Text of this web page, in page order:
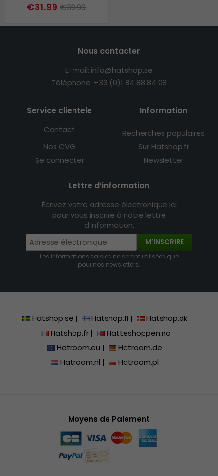
€31.99 €39.99
Nous contacter
E-mail: info@hatshop.se
Téléphone: +33 (0)1 84 88 84 08
Service clientele
Contact
Nos CVG
Se connecter
Information
Recherches populaires
Sur Hatshop.fr
Newsletter
Lettre d’information
Écrivez votre adresse électronique ici
pour vous inscrire à notre lettre
d’information.
M’INSCRIRE
Les informations saisies ne seront utilisées que
pour nos newsletters.
Hatshop.se | Hatshop.fi |
Hatshop.dk
Hatshop.fr|
Hatteshoppen.no
Hatroom.eu |
Hatroom.de
Hatroom.nl | Hatroom.pl
Moyens de Paiement